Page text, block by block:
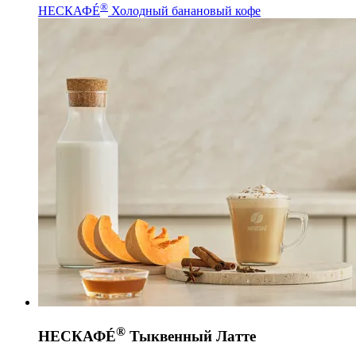
НЕСКАФÉ® Холодный банановый кофе
НЕСКАФÉ® Тыквенный Латте